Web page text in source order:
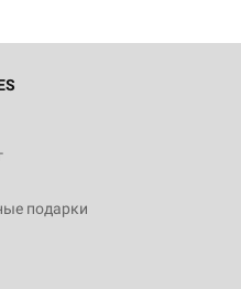
подарки
игра Hobby World Берсерк.